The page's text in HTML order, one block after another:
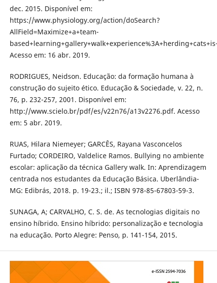
dec. 2015. Disponível em:
https://www.physiology.org/action/doSearch?
AllField=Maximize+a+team-
Acesso em: 16 abr. 2019.
RODRIGUES, Neidson. Educação: da formação humana à
construção do sujeito ético. Educação & Sociedade, v. 22, n.
76, p. 232-257, 2001. Disponível em:
http://www.scielo.br/pdf/es/v22n76/a13v2276.pdf. Acesso
em: 5 abr. 2019.
RUAS, Hilara Niemeyer; GARCÊS, Rayana Vasconcelos
Furtado; CORDEIRO, Valdelice Ramos. Bullying no ambiente
escolar: aplicação da técnica Gallery walk. In: Aprendizagem
centrada nos estudantes da Educação Básica. Uberlândia-
MG: Edibrás, 2018. p. 19-23.; il.; ISBN 978-85-67803-59-3.
SUNAGA, A; CARVALHO, C. S. de. As tecnologias digitais no
ensino híbrido. Ensino híbrido: personalização e tecnologia
na educação. Porto Alegre: Penso, p. 141-154, 2015.